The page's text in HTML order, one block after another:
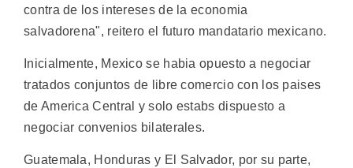
contra de los intereses de la economia
salvadorena", reitero el futuro mandatario mexicano.
Inicialmente, Mexico se habia opuesto a negociar
tratados conjuntos de libre comercio con los paises
de America Central y solo estabs dispuesto a
negociar convenios bilaterales.
Guatemala, Honduras y El Salvador, por su parte,